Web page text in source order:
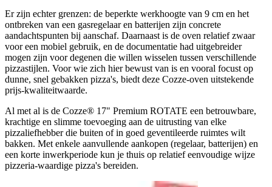
Er zijn echter grenzen: de beperkte werkhoogte van 9 cm en het
ontbreken van een gasregelaar en batterijen zijn concrete
aandachtspunten bij aanschaf. Daarnaast is de oven relatief zwaar
voor een mobiel gebruik, en de documentatie had uitgebreider
mogen zijn voor degenen die willen wisselen tussen verschillende
pizzastijlen. Voor wie zich hier bewust van is en vooral focust op
dunne, snel gebakken pizza's, biedt deze Cozze-oven uitstekende
prijs-kwaliteitwaarde.
Al met al is de Cozze® 17" Premium ROTATE een betrouwbare,
krachtige en slimme toevoeging aan de uitrusting van elke
pizzaliefhebber die buiten of in goed geventileerde ruimtes wilt
bakken. Met enkele aanvullende aankopen (regelaar, batterijen) en
een korte inwerkperiode kun je thuis op relatief eenvoudige wijze
pizzeria-waardige pizza's bereiden.